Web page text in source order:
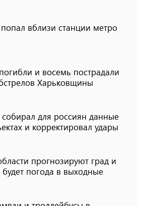
вблизи станции метро
и восемь пострадали
Харьковщины
для россиян данные
и ​​корректировал удары
прогнозируют град и
погода в выходные